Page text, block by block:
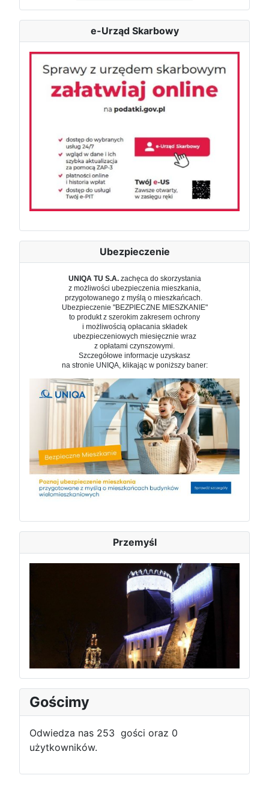
e-Urząd Skarbowy
Ubezpieczenie
UNIQA TU S.A. zachęca do skorzystania
z możliwości ubezpieczenia mieszkania,
przygotowanego z myślą o mieszkańcach.
Ubezpieczenie "BEZPIECZNE MIESZKANIE"
to produkt z szerokim zakresem ochrony
i możliwością opłacania składek
ubezpieczeniowych miesięcznie wraz
z opłatami czynszowymi.
Szczegółowe informacje uzyskasz
na stronie UNIQA, klikając w poniższy baner:
Przemyśl
Gościmy
Odwiedza nas 253 gości oraz 0
użytkowników.